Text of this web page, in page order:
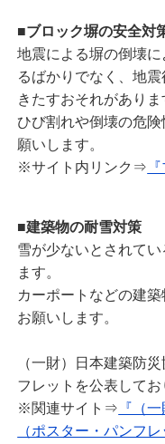
■ブロック塀の安全対
地震による塀の倒壊
るばかりでなく、地
きたすおそれがありま
ひび割れや倒壊の危
願いします。
※サイト内リンク⇒
■建築物の耐雪対策
雪が少ないとされて
ます。
カーポートなどの建
お願いします。
（一財）日本建築防
フレットを公表してお
※関連サイト⇒ 『（
（ポスター・パンフ